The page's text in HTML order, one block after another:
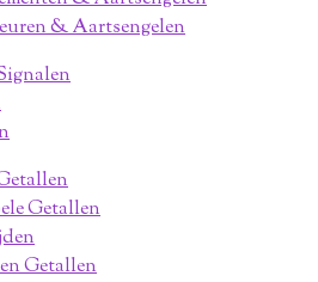
& Aartsengelen
Getallen
Getallen